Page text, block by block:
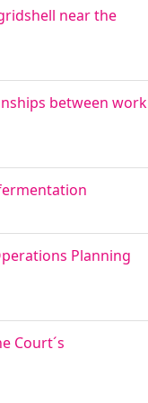
near the
between work
Planning
Court´s